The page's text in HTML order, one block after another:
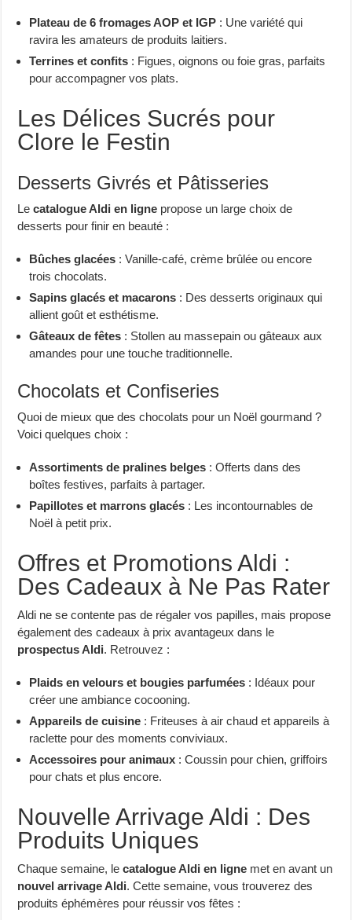
Plateau de 6 fromages AOP et IGP : Une variété qui
ravira les amateurs de produits laitiers.
Terrines et confits : Figues, oignons ou foie gras, parfaits
pour accompagner vos plats.
Les Délices Sucrés pour
Clore le Festin
Desserts Givrés et Pâtisseries
Lecatalogue Aldi en ligne propose un large choix de
desserts pour finir en beauté :
Bûches glacées : Vanille-café, crème brûlée ou encore
trois chocolats.
Sapins glacés et macarons : Des desserts originaux qui
allient goût et esthétisme.
Gâteaux de fêtes : Stollen au massepain ou gâteaux aux
amandes pour une touche traditionnelle.
Chocolats et Confiseries
Quoi de mieux que des chocolats pour un Noël gourmand ?
Voici quelques choix :
Assortiments de pralines belges : Offerts dans des
boîtes festives, parfaits à partager.
Papillotes et marrons glacés : Les incontournables de
Noël à petit prix.
Offres et Promotions Aldi :
Des Cadeaux à Ne Pas Rater
Aldi ne se contente pas de régaler vos papilles, mais propose
également des cadeaux à prix avantageux dans le
prospectus Aldi. Retrouvez :
Plaids en velours et bougies parfumées : Idéaux pour
créer une ambiance cocooning.
Appareils de cuisine : Friteuses à air chaud et appareils à
raclette pour des moments conviviaux.
Accessoires pour animaux : Coussin pour chien, griffoirs
pour chats et plus encore.
Nouvelle Arrivage Aldi : Des
Produits Uniques
Chaque semaine, lecatalogue Aldi en ligne met en avant un
nouvel arrivage Aldi. Cette semaine, vous trouverez des
produits éphémères pour réussir vos fêtes :